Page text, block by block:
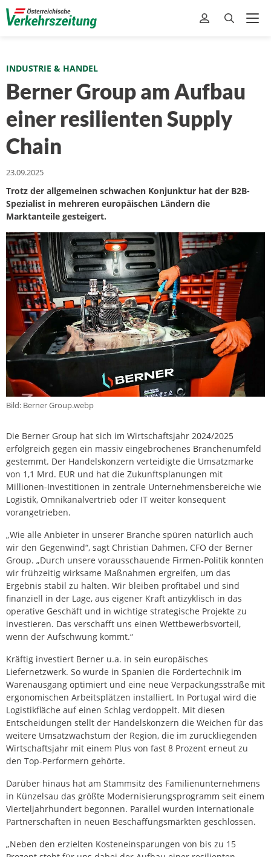
INDUSTRIE & HANDEL
Berner Group am Aufbau
einer resilienten Supply
Chain
23.09.2025
Trotz der allgemeinen schwachen Konjunktur hat der B2B-
Spezialist in mehreren europäischen Ländern die
Marktanteile gesteigert.
Bild: Berner Group.webp
Die Berner Group hat sich im Wirtschaftsjahr 2024/2025
erfolgreich gegen ein massiv eingebrochenes Branchenumfeld
gestemmt. Der Handelskonzern verteidigte die Umsatzmarke
von 1,1 Mrd. EUR und hat die Zukunftsplanungen mit
Millionen-Investitionen in zentrale Unternehmensbereiche wie
Logistik, Omnikanalvertrieb oder IT weiter konsequent
vorangetrieben.
„Wie alle Anbieter in unserer Branche spüren natürlich auch
wir den Gegenwind“, sagt Christian Dahmen, CFO der Berner
Group. „Durch unsere vorausschauende Firmen-Politik konnten
wir frühzeitig wirksame Maßnahmen ergreifen, um das
Ergebnis stabil zu halten. Wir bleiben profitabel und sind
finanziell in der Lage, aus eigener Kraft antizyklisch in das
operative Geschäft und in wichtige strategische Projekte zu
investieren. Das verschafft uns einen Wettbewerbsvorteil,
wenn der Aufschwung kommt.“
Kräftig investiert Berner u.a. in sein europäisches
Liefernetzwerk. So wurde in Spanien die Fördertechnik im
Warenausgang optimiert und eine neue Verpackungsstraße mit
ergonomischen Arbeitsplätzen installiert. In Portugal wird die
Logistikfläche auf einen Schlag verdoppelt. Mit diesen
Entscheidungen stellt der Handelskonzern die Weichen für das
weitere Umsatzwachstum der Region, die im zurückliegenden
Wirtschaftsjahr mit einem Plus von fast 8 Prozent erneut zu
den Top-Performern gehörte.
Darüber hinaus hat am Stammsitz des Familienunternehmens
in Künzelsau das größte Modernisierungsprogramm seit einem
Vierteljahrhundert begonnen. Parallel wurden internationale
Partnerschaften in neuen Beschaffungsmärkten geschlossen.
„Neben den erzielten Kosteneinsparungen von bis zu 15